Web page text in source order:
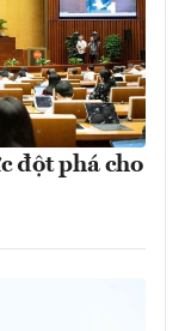
đột phá cho